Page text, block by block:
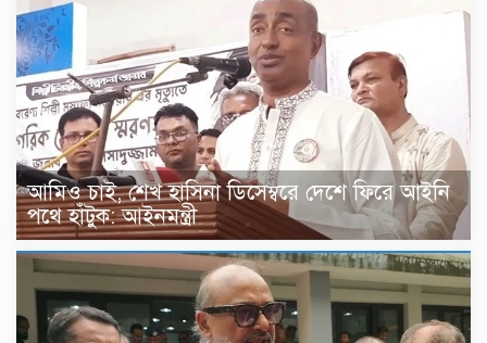
আমিও চাই, শেখ হাসিনা ডিসেম্বরে দেশে ফিরে আইনি
পথে হাঁটুক: আইনমন্ত্রী